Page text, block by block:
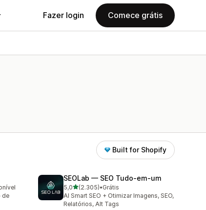
Fazer login Comece grátis
Built for Shopify
de
SEOLab — SEO Tudo‑em‑um
5,0de 5 estrelas
(2.305)
2305 avaliações ao todo
•Grátis
AI Smart SEO + Otimizar Imagens, SEO,
Relatórios, Alt Tags